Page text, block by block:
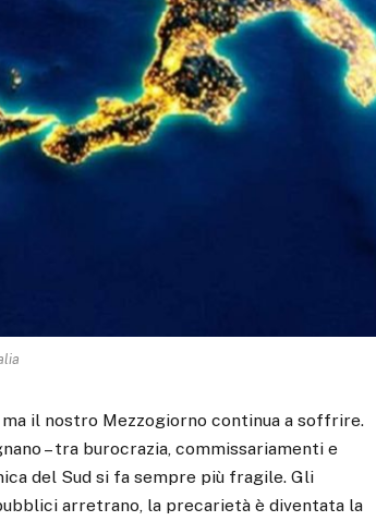
il nostro Mezzogiorno continua a soffrire.
– tra burocrazia, commissariamenti e
del Sud si fa sempre più fragile. Gli
arretrano, la precarietà è diventata la